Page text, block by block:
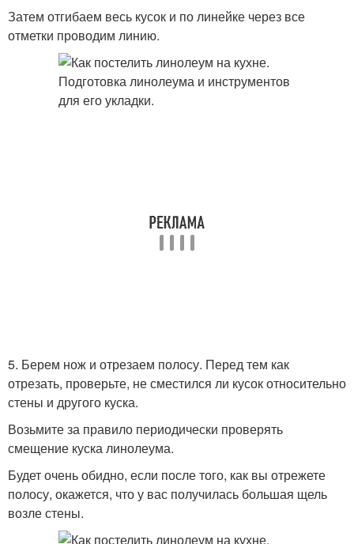
Затем отгибаем весь кусок и по линейке через все
отметки проводим линию.
5. Берем нож и отрезаем полосу. Перед тем как
отрезать, проверьте, не сместился ли кусок относительно
стены и другого куска.
Возьмите за правило периодически проверять
смещение куска линолеума.
Будет очень обидно, если после того, как вы отрежете
полосу, окажется, что у вас получилась большая щель
возле стены.